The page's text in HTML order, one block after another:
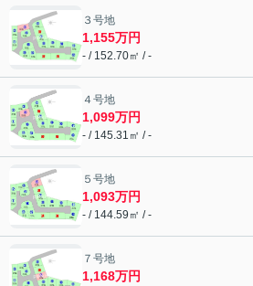
３号地
1,155万円
- / 152.70㎡ / -
４号地
1,099万円
- / 145.31㎡ / -
５号地
1,093万円
- / 144.59㎡ / -
７号地
1,168万円